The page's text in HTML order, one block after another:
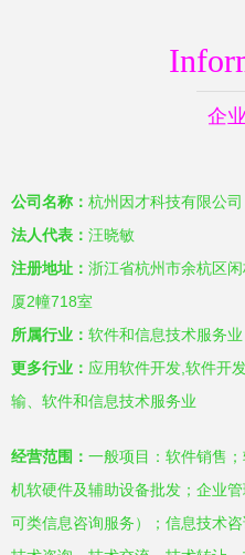
企
公司名称： 杭州因才科技有限公司
法人代表： 汪晓敏
注册地址： 浙江省杭州市余杭区
厦2幢718室
所属行业： 软件和信息技术服务业
更多行业： 应用软件开发,软件开
输、软件和信息技术服务业
经营范围： 一般项目：软件销售
机软硬件及辅助设备批发；企业
可类信息咨询服务）；信息技术